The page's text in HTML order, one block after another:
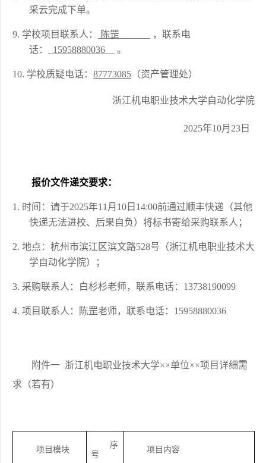
采云完成下单。
9. 学校项目联系人： 陈罡 ， 联系电
话：
15958880036 。
10. 学校质疑电话： 87773085 （资产管理处）
浙江机电职业技术大学自动化学院
2025年10月 23 日
报价文件递交要求：
1. 时间：请于2025年11 月 10 日 14:00前通过顺丰快递（其他
快递无法进校、后果自负）将标书寄给采购联系人；
2. 地点：杭州市滨江区滨文路528号（浙江机电职业技术大
学自动化学院）；
3. 采购联系人： 白杉杉老师，联系电话： 13738190099
4. 项目联系人： 陈罡老师，联系电话： 15958880036
附件一 浙江机电职业技术大学××单位××项目详细需
求（若有）
项目模块
序
号
项目内容